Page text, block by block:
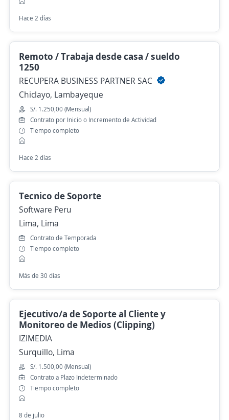
Hace 2 días
Remoto / Trabaja desde casa / sueldo
1250
RECUPERA BUSINESS PARTNER SAC
Chiclayo, Lambayeque
S/. 1.250,00 (Mensual)
Contrato por Inicio o Incremento de Actividad
Tiempo completo
Hace 2 días
Tecnico de Soporte
Software Peru
Lima, Lima
Contrato de Temporada
Tiempo completo
Más de 30 días
Ejecutivo/a de Soporte al Cliente y
Monitoreo de Medios (Clipping)
IZIMEDIA
Surquillo, Lima
S/. 1.500,00 (Mensual)
Contrato a Plazo Indeterminado
Tiempo completo
8 de julio